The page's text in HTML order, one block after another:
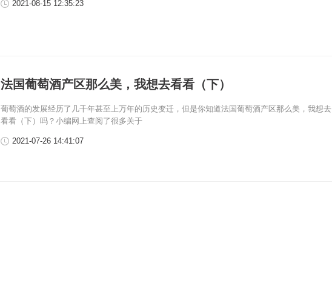
2021-08-15 12:35:23
法国葡萄酒产区那么美，我想去看看（下）
葡萄酒的发展经历了几千年甚至上万年的历史变迁，但是你知道法国葡萄酒产区那么美，我想去
看看（下）吗？小编网上查阅了很多关于
2021-07-26 14:41:07